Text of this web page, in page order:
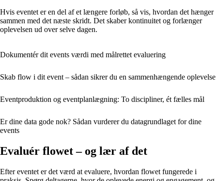
Hvis eventet er en del af et længere forløb, så vis, hvordan det hænger
sammen med det næste skridt. Det skaber kontinuitet og forlænger
oplevelsen ud over selve dagen.
Dokumentér dit events værdi med målrettet evaluering
Skab flow i dit event – sådan sikrer du en sammenhængende oplevelse
Eventproduktion og eventplanlægning: To discipliner, ét fælles mål
Er dine data gode nok? Sådan vurderer du datagrundlaget for dine
events
Evaluér flowet – og lær af det
Efter eventet er det værd at evaluere, hvordan flowet fungerede i